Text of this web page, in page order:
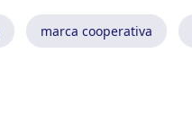
marca cooperativa